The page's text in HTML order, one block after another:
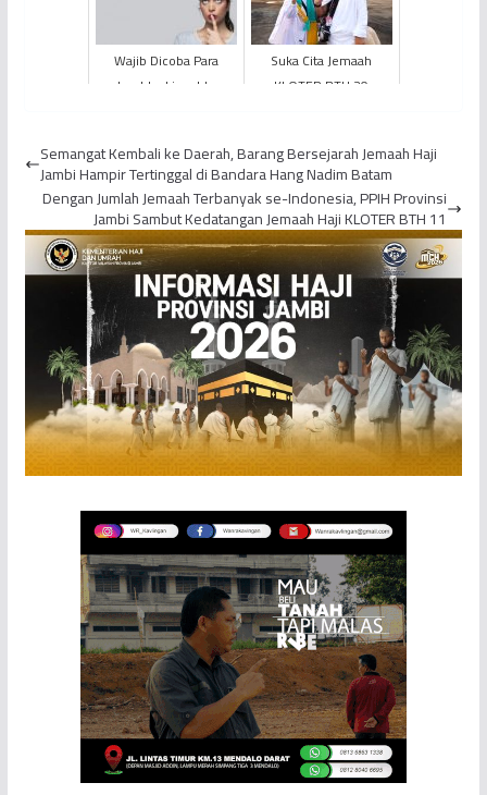
Wajib Dicoba Para
Jomblo, Lima Ide
Suka Cita Jemaah
KLOTER BTH 20
Tanah Suci
Semangat Kembali ke Daerah, Barang Bersejarah Jemaah Haji
Jambi Hampir Tertinggal di Bandara Hang Nadim Batam
Dengan Jumlah Jemaah Terbanyak se-Indonesia, PPIH Provinsi
Jambi Sambut Kedatangan Jemaah Haji KLOTER BTH 11